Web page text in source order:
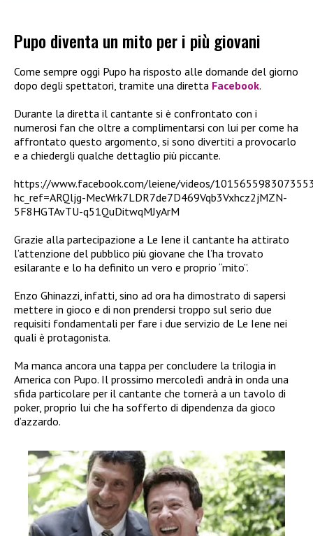
Pupo diventa un mito per i più giovani
Come sempre oggi Pupo ha risposto alle domande del giorno
dopo degli spettatori, tramite una diretta Facebook.
Durante la diretta il cantante si è confrontato con i
numerosi fan che oltre a complimentarsi con lui per come ha
affrontato questo argomento, si sono divertiti a provocarlo
e a chiedergli qualche dettaglio più piccante.
https://www.facebook.com/leiene/videos/
hc_ref=ARQljg-MecWrk7LDR7de7D469Vqb3Vxhcz2jMZN-
5F8HGTAvTU-q51QuDitwqMJyArM
Grazie alla partecipazione a Le Iene il cantante ha attirato
l’attenzione del pubblico più giovane che l’ha trovato
esilarante e lo ha definito un vero e proprio “mito”.
Enzo Ghinazzi, infatti, sino ad ora ha dimostrato di sapersi
mettere in gioco e di non prendersi troppo sul serio due
requisiti fondamentali per fare i due servizio de Le Iene nei
quali è protagonista.
Ma manca ancora una tappa per concludere la trilogia in
America con Pupo. Il prossimo mercoledì andrà in onda una
sfida particolare per il cantante che tornerà a un tavolo di
poker, proprio lui che ha sofferto di dipendenza da gioco
d’azzardo.